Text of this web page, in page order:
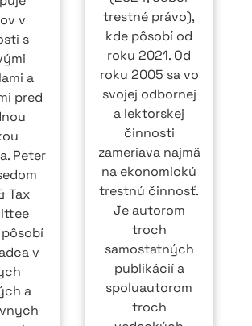
v
s
a
pred
Peter
Tax
pôsobí
v
a
trestné právo),
kde pôsobí od
roku 2021. Od
roku 2005 sa vo
svojej odbornej
a lektorskej
činnosti
zameriava najmä
na ekonomickú
trestnú činnosť.
Je autorom
troch
samostatných
publikácií a
spoluautorom
troch